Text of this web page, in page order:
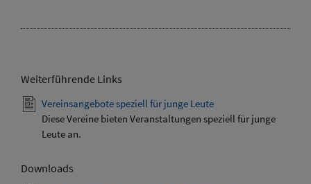
Weiterführende Links
Vereinsangebote speziell für junge Leute
Diese Vereine bieten Veranstaltungen speziell für junge
Leute an.
Downloads